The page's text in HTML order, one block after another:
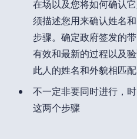
在场以及您将如何确认
须描述您用来确认姓名
步骤。确定政府签发的
有效和最新的过程以及
此人的姓名和外貌相匹配
不一定非要同时进行，
这两个步骤